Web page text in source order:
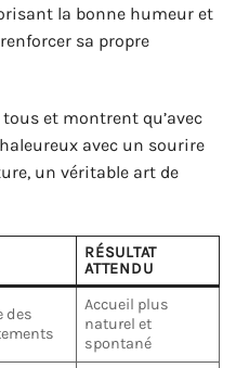
la bonne humeur et
sa propre
et montrent qu’avec
avec un sourire
un véritable art de
RÉSULTAT
ATTENDU
des
Accueil plus
naturel et
spontané